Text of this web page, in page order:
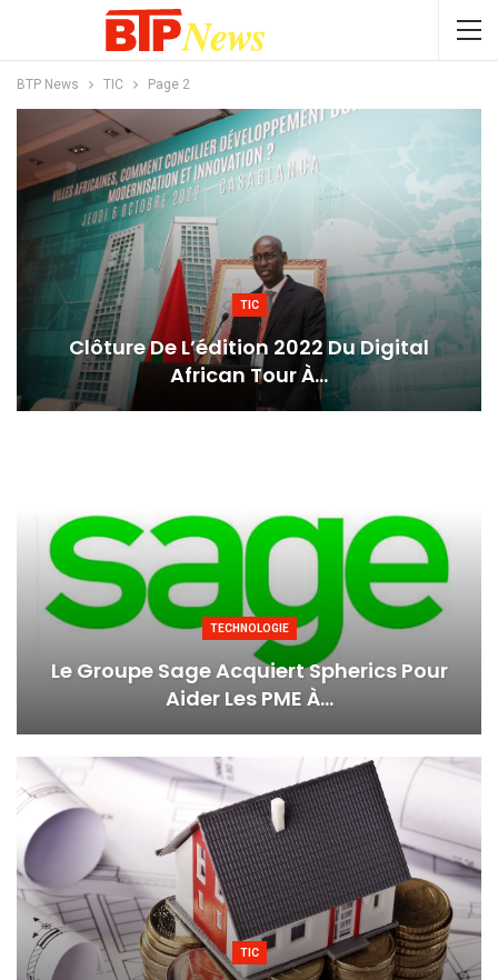
BTP News TIC Page 2
TIC
Clôture De L’édition 2022 Du Digital
African Tour À…
TECHNOLOGIE
Le Groupe Sage Acquiert Spherics Pour
Aider Les PME À…
TIC